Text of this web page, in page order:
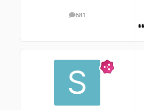
681
messages